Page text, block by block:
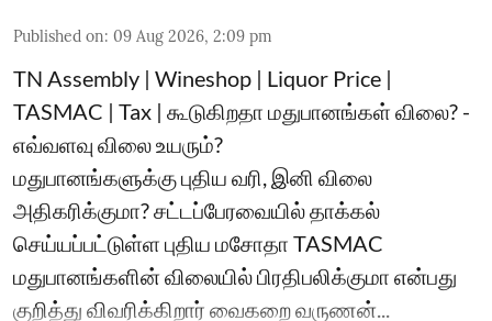
Published on: 09 Aug 2026, 2:09 pm
TN Assembly | Wineshop | Liquor Price |
TASMAC | Tax | கூடுகிறதா மதுபானங்கள் விலை? -
எவ்வளவு விலை உயரும்?
மதுபானங்களுக்கு புதிய வரி, இனி விலை
அதிகரிக்குமா? சட்டப்பேரவையில் தாக்கல்
செய்யப்பட்டுள்ள புதிய மசோதா TASMAC
மதுபானங்களின் விலையில் பிரதிபலிக்குமா என்பது
குறித்து விவரிக்கிறார் வைகறை வருணன்...